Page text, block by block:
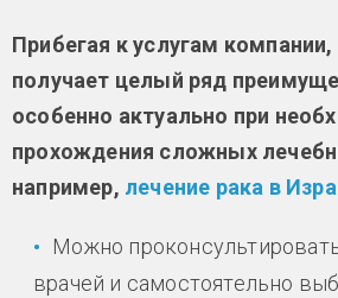
Прибегая к услугам компании,
получает целый ряд
особенно актуально при
прохождения сложных
например, лечение рака в
Можно
врачей и самостоятельно